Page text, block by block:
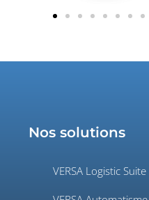
Nos solutions
VERSA Logistic Suite